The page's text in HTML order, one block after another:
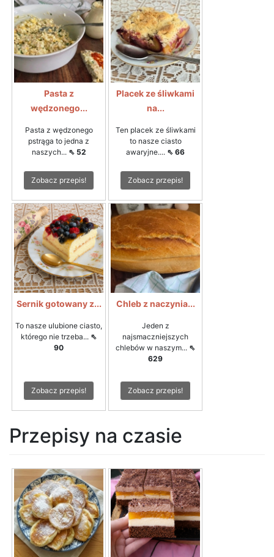
Pasta z
wędzonego...
Pasta z wędzonego
pstrąga to jedna z
naszych... ⇖ 52
Zobacz przepis!
Placek ze śliwkami
na...
Ten placek ze śliwkami
to nasze ciasto
awaryjne.... ⇖ 66
Zobacz przepis!
Sernik gotowany z...
To nasze ulubione ciasto,
którego nie trzeba... ⇖
90
Zobacz przepis!
Chleb z naczynia...
Jeden z
najsmaczniejszych
chlebów w naszym... ⇖
629
Zobacz przepis!
Przepisy na czasie